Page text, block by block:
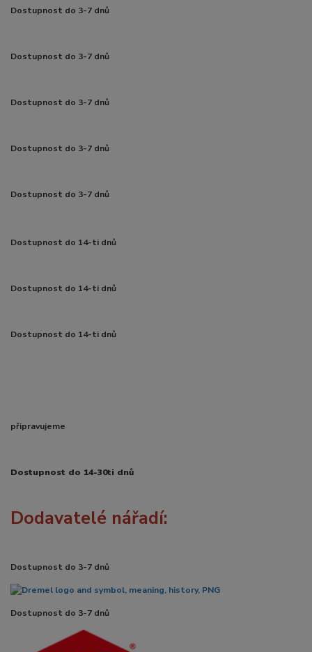
Dostupnost do 3-7 dnů
Dostupnost do 3-7 dnů
Dostupnost do 3-7 dnů
Dostupnost do 3-7 dnů
Dostupnost do 3-7 dnů
Dostupnost do 14-ti dnů
Dostupnost do 14-ti dnů
Dostupnost do 14-ti dnů
připravujeme
Dostupnost do 14-30ti dnů
Dodavatelé nářadí:
Dostupnost do 3-7 dnů
Dostupnost do 3-7 dnů